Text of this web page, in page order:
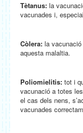
Tètanus: la
vacunades i,
Còlera: la
aquesta malaltia.
Poliomielitis: tot i
vacunació a totes
el cas dels nens,
vacunades